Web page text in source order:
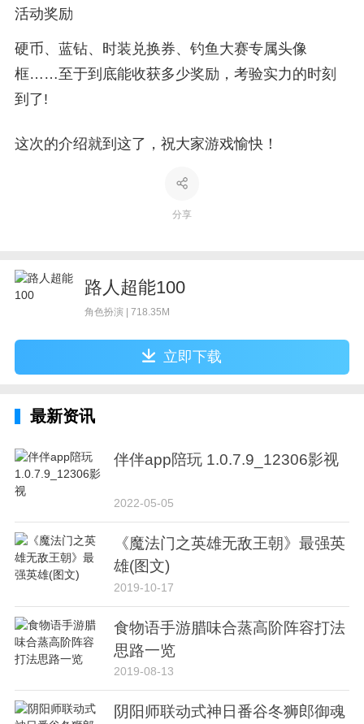
活动奖励
硬币、蓝钻、时装兑换券、钓鱼大赛专属头像
框……至于到底能收获多少奖励，考验实力的时刻
到了!
这次的介绍就到这了，祝大家游戏愉快！
分享
路人超能100
角色扮演 | 718.35M
立即下载
最新资讯
伴伴app陪玩 1.0.7.9_12306影视
2022-05-05
《魔法门之英雄无敌王朝》最强英
雄(图文)
2019-10-17
食物语手游腊味合蒸高阶阵容打法
思路一览
2019-08-13
阴阳师联动式神日番谷冬狮郎御魂